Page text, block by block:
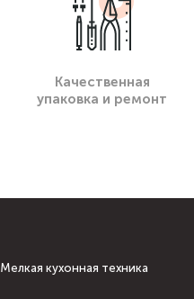
Качественная
упаковка и ремонт
Мелкая кухонная техника